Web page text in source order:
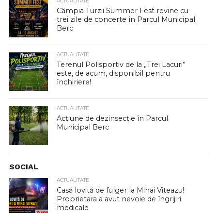
Câmpia Turzii Summer Fest revine cu
trei zile de concerte în Parcul Municipal
Berc
ACTUALITATE
Terenul Polisportiv de la „Trei Lacuri”
este, de acum, disponibil pentru
închiriere!
ACTUALITATE
Acțiune de dezinsecție în Parcul
Municipal Berc
SOCIAL
ACTUALITATE
Casă lovită de fulger la Mihai Viteazu!
Proprietara a avut nevoie de îngrijiri
medicale